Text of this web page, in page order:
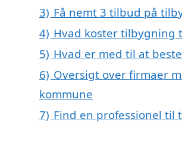
3) Få nemt 3 tilbud på
4) Hvad koster tilbygning
5) Hvad er med til at
6) Oversigt over firmaer
kommune
7) Find en professionel